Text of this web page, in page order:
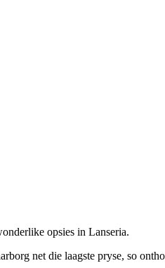
opsies in Lanseria.
net die laagste pryse, so